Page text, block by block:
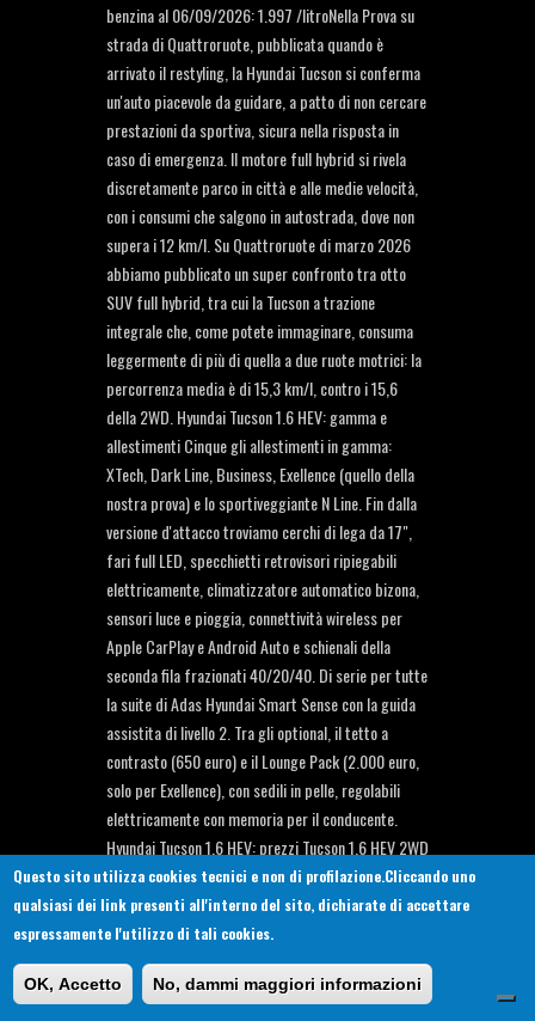
benzina al 06/09/2026: 1.997 /litroNella Prova su
strada di Quattroruote, pubblicata quando è
arrivato il restyling, la Hyundai Tucson si conferma
un'auto piacevole da guidare, a patto di non cercare
prestazioni da sportiva, sicura nella risposta in
caso di emergenza. Il motore full hybrid si rivela
discretamente parco in città e alle medie velocità,
con i consumi che salgono in autostrada, dove non
supera i 12 km/l. Su Quattroruote di marzo 2026
abbiamo pubblicato un super confronto tra otto
SUV full hybrid, tra cui la Tucson a trazione
integrale che, come potete immaginare, consuma
leggermente di più di quella a due ruote motrici: la
percorrenza media è di 15,3 km/l, contro i 15,6
della 2WD. Hyundai Tucson 1.6 HEV: gamma e
allestimenti Cinque gli allestimenti in gamma:
XTech, Dark Line, Business, Exellence (quello della
nostra prova) e lo sportiveggiante N Line. Fin dalla
versione d'attacco troviamo cerchi di lega da 17",
fari full LED, specchietti retrovisori ripiegabili
elettricamente, climatizzatore automatico bizona,
sensori luce e pioggia, connettività wireless per
Apple CarPlay e Android Auto e schienali della
seconda fila frazionati 40/20/40. Di serie per tutte
la suite di Adas Hyundai Smart Sense con la guida
assistita di livello 2. Tra gli optional, il tetto a
contrasto (650 euro) e il Lounge Pack (2.000 euro,
solo per Exellence), con sedili in pelle, regolabili
elettricamente con memoria per il conducente.
Hyundai Tucson 1.6 HEV: prezzi Tucson 1.6 HEV 2WD
AT XTech: 38.500Tucson 1.6 HEV 2WD AT Dark Line:
39.000Tucson 1.6 HEV 2WD AT Business:
41.000Tucson 1.6 HEV 2WD AT Exellence:
43.500Tucson 1.6 HEV 2WD AT N Line:
43.500Tucson 1.6 HEV 4WD AT Business:
Questo sito utilizza cookies tecnici e non di profilazione.Cliccando uno
qualsiasi dei link presenti all'interno del sito, dichiarate di accettare
espressamente l'utilizzo di tali cookies.
OK, Accetto No, dammi maggiori informazioni